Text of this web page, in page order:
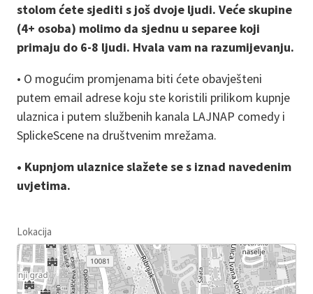
stolom ćete sjediti s još dvoje ljudi. Veće skupine
(4+ osoba) molimo da sjednu u separee koji
primaju do 6-8 ljudi. Hvala vam na razumijevanju.
• O mogućim promjenama biti ćete obavješteni
putem email adrese koju ste koristili prilikom kupnje
ulaznica i putem službenih kanala LAJNAP comedy i
SplickeScene na društvenim mrežama.
• Kupnjom ulaznice slažete se s iznad navedenim
uvjetima.
Lokacija